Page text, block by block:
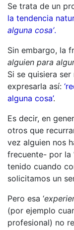
Se trata de un
la tendencia
alguna cosa’.
Sin embargo, la
alguien para
Si se quisiera
expresarla así:
alguna cosa’.
Es decir, en
otros que
vez alguien nos
frecuente- por la
tenido cuando
solicitamos un
Pero esa ‘
(por ejemplo
profesional) no